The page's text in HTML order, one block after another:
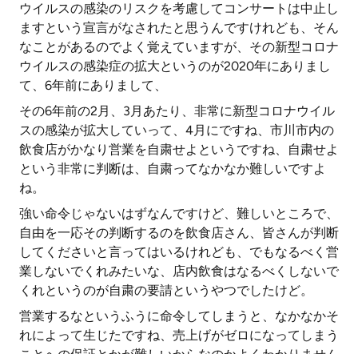
ウイルスの感染のリスクを考慮してコンサートは中止し
ますという宣言がなされたと思うんですけれども、そん
なことがあるのでよく覚えていますが、その新型コロナ
ウイルスの感染症の拡大というのが2020年にありまし
て、6年前にありまして、
その6年前の2月、3月あたり、非常に新型コロナウイル
スの感染が拡大していって、4月にですね、市川市内の
飲食店がかなり営業を自粛せよというですね、自粛せよ
という非常に判断は、自粛ってなかなか難しいですよ
ね。
強い命令じゃないはずなんですけど、難しいところで、
自由を一応その判断するのを飲食店さん、皆さんが判断
してくださいと言ってはいるけれども、でもなるべく営
業しないでくれみたいな、店内飲食はなるべくしないで
くれというのが自粛の要請というやつでしたけど。
営業するなというふうに命令してしまうと、なかなかそ
れによって生じたですね、売上げがゼロになってしまう